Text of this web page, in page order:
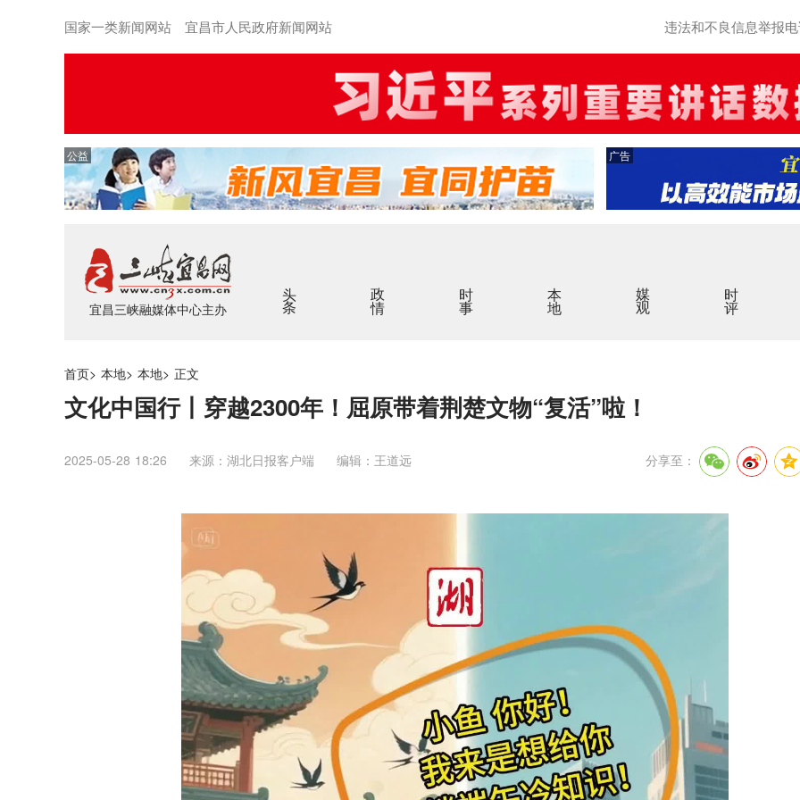
国家一类新闻网站 宜昌市人民政府新闻网站 违法和不良信息举报
公益 广告
宜昌三峡融媒体中心主办
头条 政情 时事 本地 媒观 时评
首页> 本地> 本地> 正文
文化中国行丨穿越2300年！屈原带着荆楚文物“复活”啦！
2025-05-28 18:26 来源：湖北日报客户端 编辑：王道远 分享至：